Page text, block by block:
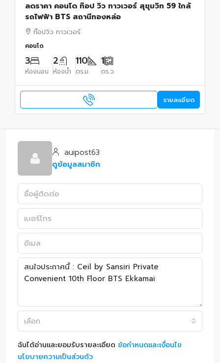
ลดราคา คอนโด ท๊อป วิว ทาวเวอร์ สุขุมวิท 59 ใกล้
รถไฟฟ้า BTS สถานีทองหล่อ
ท๊อปวิว ทาวเวอร์
คอนโด
3
ห้องนอน
2
ห้องน้ำ
110
ตร.ม.
1
ตร.ว.
รายละเอียด
auipost63
ดูข้อมูลสมาชิก
เลือก
ฉันได้อ่านและยอมรับรายละเอียด ข้อกำหนดและเงื่อนไข
นโยบายความเป็นส่วนตัว